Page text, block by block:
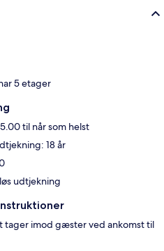
5 etager
til når som helst
18 år
udtjekning
tager imod gæster ved ankomst til